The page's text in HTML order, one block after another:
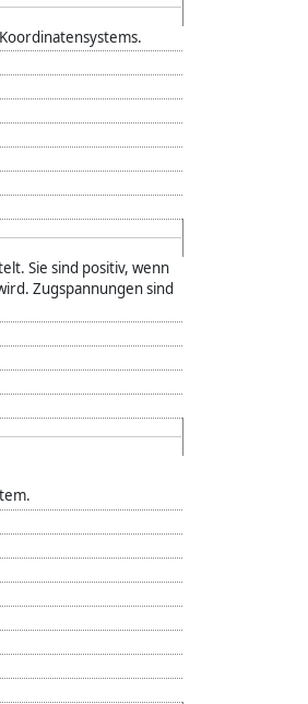
Sie sind positiv, wenn
Zugspannungen sind